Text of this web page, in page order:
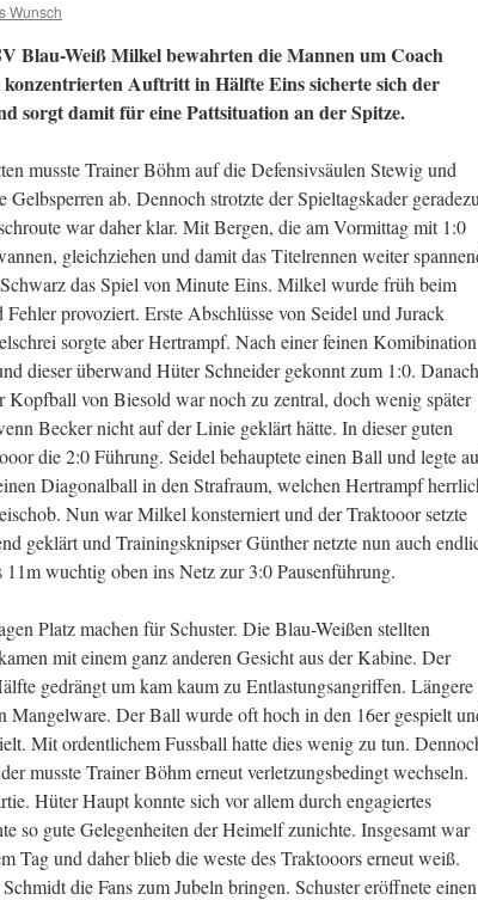
Wunsch
Blau-Weiß Milkel bewahrten die Mannen um Coach
konzentrierten Auftritt in Hälfte Eins sicherte sich der
sorgt damit für eine Pattsituation an der Spitze.
musste Trainer Böhm auf die Defensivsäulen Stewig und
ab. Dennoch strotzte der Spieltagskader geradezu
war daher klar. Mit Bergen, die am Vormittag mit 1:0
gleichziehen und damit das Titelrennen weiter
das Spiel von Minute Eins. Milkel wurde früh beim
provoziert. Erste Abschlüsse von Seidel und Jurack
sorgte aber Hertrampf. Nach einer feinen Komibination
dieser überwand Hüter Schneider gekonnt zum 1:0. Danach
von Biesold war noch zu zentral, doch wenig später
Becker nicht auf der Linie geklärt hätte. In dieser guten
die 2:0 Führung. Seidel behauptete einen Ball und legte
Diagonalball in den Strafraum, welchen Hertrampf
Nun war Milkel konsterniert und der Traktooor setzte
geklärt und Trainingsknipser Günther netzte nun auch
wuchtig oben ins Netz zur 3:0 Pausenführung.
Platz machen für Schuster. Die Blau-Weißen stellten
mit einem ganz anderen Gesicht aus der Kabine. Der
gedrängt um kam kaum zu Entlastungsangriffen. Längere
Mangelware. Der Ball wurde oft hoch in den 16er gespielt
Mit ordentlichem Fussball hatte dies wenig zu tun.
musste Trainer Böhm erneut verletzungsbedingt wechseln.
Hüter Haupt konnte sich vor allem durch engagiertes
so gute Gelegenheiten der Heimelf zunichte. Insgesamt war
Tag und daher blieb die weste des Traktooors erneut weiß.
die Fans zum Jubeln bringen. Schuster eröffnete einen